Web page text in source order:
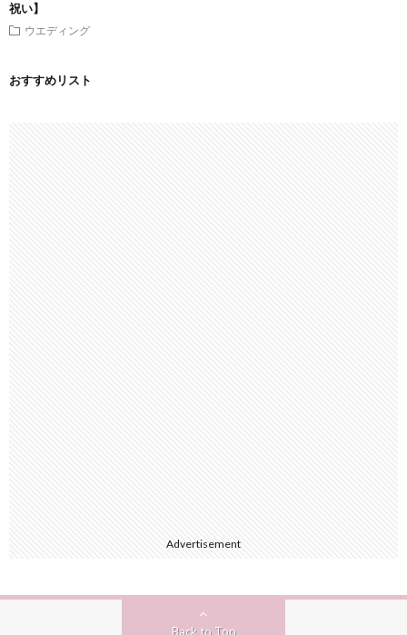
祝い】
ウエディング
おすすめリスト
Advertisement
Back to Top